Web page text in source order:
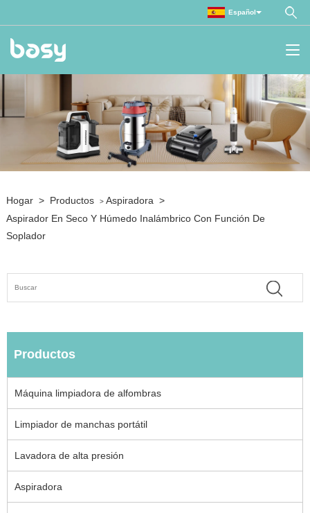
Español
Hogar > Productos > Aspiradora >
Aspirador En Seco Y Húmedo Inalámbrico Con Función De
Soplador
Productos
Máquina limpiadora de alfombras
Limpiador de manchas portátil
Lavadora de alta presión
Aspiradora